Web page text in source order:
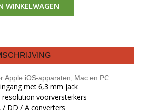
WINKELWAGEN
Apple iOS-apparaten, Mac en PC
met 6,3 mm jack
resolution voorversterkers
/ DD / A converters